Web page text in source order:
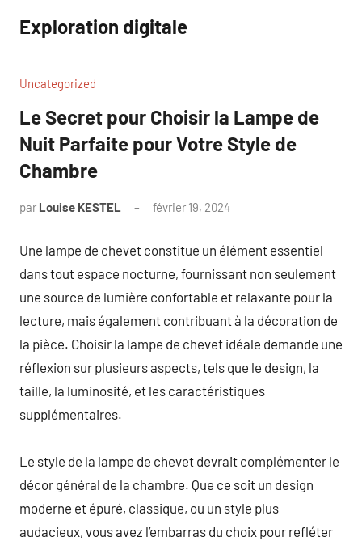
contenu
Exploration digitale
Uncategorized
Le Secret pour Choisir la Lampe de
Nuit Parfaite pour Votre Style de
Chambre
par Louise KESTEL février 19, 2024
Une lampe de chevet constitue un élément essentiel
dans tout espace nocturne, fournissant non seulement
une source de lumière confortable et relaxante pour la
lecture, mais également contribuant à la décoration de
la pièce. Choisir la lampe de chevet idéale demande une
réflexion sur plusieurs aspects, tels que le design, la
taille, la luminosité, et les caractéristiques
supplémentaires.
Le style de la lampe de chevet devrait complémenter le
décor général de la chambre. Que ce soit un design
moderne et épuré, classique, ou un style plus
audacieux, vous avez l’embarras du choix pour refléter